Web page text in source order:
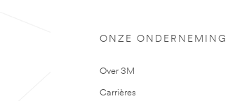
ONZE ONDERNEMING
Over 3M
Carrières